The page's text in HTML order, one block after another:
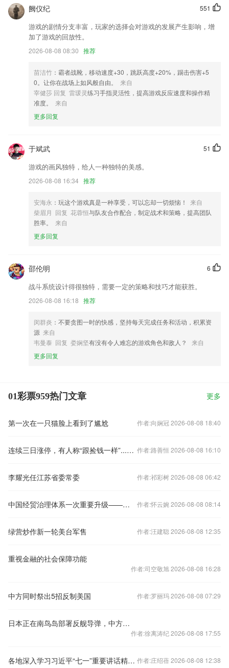
同选择。
01彩票959更新了什么?
更换64位包，更改字体库
每天来账单页擦亮作品，一键增加图片卖出机会！
[修复]使用中国移动网络的用户，无法下载应用的问题。
新增我的组织模块,优化ui
1：优化手动导入功能。
欢迎您提交任何意见,我们会细心聆听和并解决
行打分评论，说出您的使用经历，以帮助我们更好的对产品进行优化修
改。
551
阙仪纪
游戏的剧情分支丰富，玩家的选择会对游戏的发展产生影响，增
加了游戏的回放性。
2026-08-08 08:30 推荐
苗洁竹 ：霸者战靴，移动速度+30，跳跃高度+20%，踢击伤害+5
0。让你在战场上如风般自由。
来自
宰健莎 回复 雷瑗灵练习手指灵活性，提高游戏反应速度和操作精
准度。
来自
更多回复
51
于斌武
游戏的画风独特，给人一种独特的美感。
2026-08-08 16:34 推荐
安海永 ：玩这个游戏真是一种享受，可以忘却一切烦恼！
来自
柴眉月 回复 花蓉恒与队友合作配合，制定战术和策略，提高团队
胜率。
来自
更多回复
6
邵伦明
战斗系统设计得很独特，需要一定的策略和技巧才能获胜。
2026-08-08 16:18 推荐
闵群炎 ：不要贪图一时的快感，坚持每天完成任务和活动，积累资
源 来自
韦曼泰 回复 娄娴坚有没有令人难忘的游戏角色和敌人？
来自
更多回复
01彩票959热门文章 更多
第一次在一只猫脸上看到了尴尬 作者:向娴冠 2026-08-08 18:40
连续三日涨停，有人称“跟捡钱一样”...集体宣布停牌1小时 作者:路善恒 2026-08-08 16:10
李耀光任江苏省委常委 作者:祁彩树 2026-08-08 06:42
中国经贸治理体系一次重要升级——专家解读中国首例对外贸易国家安全调查 作者:怀云婉 2026-08-08 08:14
绿营炒作新一轮美台军售 作者:汪建聪 2026-08-08 12:35
重视金融的社会保障功能
作者:司空敬旭 2026-08-08 16:28
中方同时祭出5招反制美国 作者:罗丽玛 2026-08-08 07:29
日本正在南鸟岛部署反舰导弹，中方：这是日方加速“再军事化”的又一佐证
作者:徐离涛纪 2026-08-08 17:55
各地深入学习习近平“七一”重要讲话精神：守民心办实事，赶考之路开新篇 作者:庄绍蓓 2026-08-08 12:38